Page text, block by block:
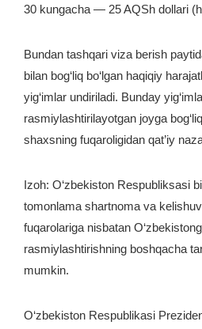
30 kungacha — 25 AQSh dollari
Bundan tashqari viza berish
bilan bog‘liq bo‘lgan haqiqiy
yig‘imlar undiriladi. Bunday
rasmiylashtirilayotgan joyga
shaxsning fuqaroligidan qat’iy
Izoh: O‘zbekiston Respubliksasi
tomonlama shartnoma va
fuqarolariga nisbatan
rasmiylashtirishning boshqacha
mumkin.
O‘zbekiston Respublikasi